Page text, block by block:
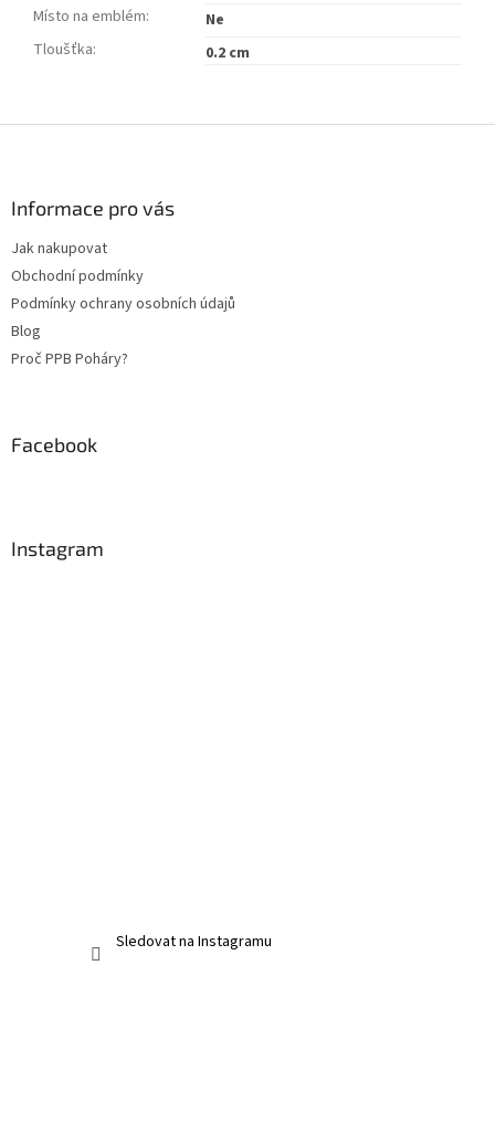
Místo na emblém:
Ne
Tloušťka: 0.2 cm
Informace pro vás
Jak nakupovat
Obchodní podmínky
Podmínky ochrany osobních údajů
Blog
Proč PPB Poháry?
Facebook
Instagram
Sledovat na Instagramu